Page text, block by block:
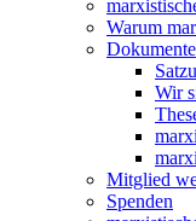
Warum
Dokumente
Wir
Mitglied
Spenden